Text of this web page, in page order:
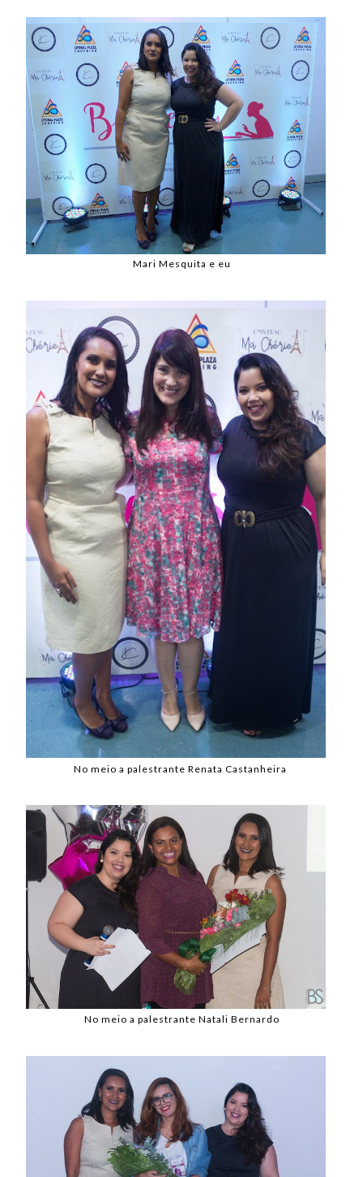
Mari Mesquita e eu
No meio a palestrante Renata Castanheira
No meio a palestrante Natali Bernardo